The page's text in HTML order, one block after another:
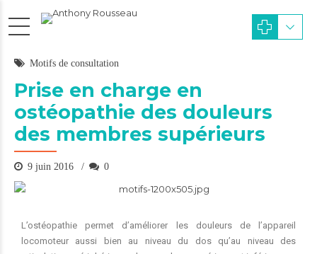
Motifs de consultation
Prise en charge en
ostéopathie des douleurs
des membres supérieurs
9 juin 2016 0
L’ostéopathie permet d’améliorer les douleurs de l’appareil
locomoteur aussi bien au niveau du dos qu’au niveau des